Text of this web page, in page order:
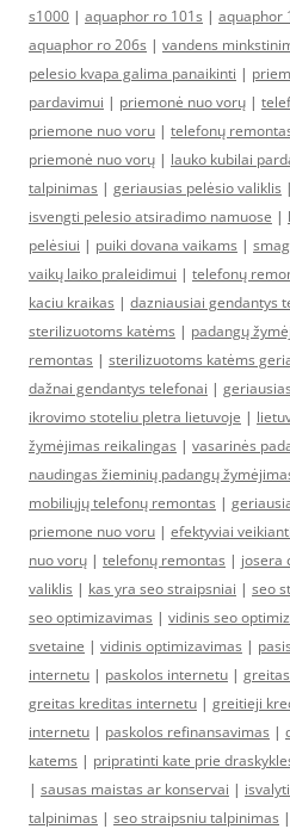
s1000 | aquaphor ro 101s | aquaphor
aquaphor ro 206s | vandens
pelesio kvapa galima panaikinti |
pardavimui | priemonė nuo vorų |
priemone nuo voru | telefonų
priemonė nuo vorų | lauko kubilai
talpinimas | geriausias pelėsio valiklis |
isvengti pelesio atsiradimo namuose |
pelėsiui | puiki dovana vaikams |
vaikų laiko praleidimui | telefonų
kaciu kraikas | dazniausiai gendantys
sterilizuotoms katėms | padangų
remontas | sterilizuotoms katėms
dažnai gendantys telefonai |
ikrovimo stoteliu pletra lietuvoje |
žymėjimas reikalingas | vasarinės
naudingas žieminių padangų
mobiliųjų telefonų remontas |
priemone nuo voru | efektyviai
nuo vorų | telefonų remontas | josera
valiklis | kas yra seo straipsniai | seo
seo optimizavimas | vidinis seo
svetaine | vidinis optimizavimas |
internetu | paskolos internetu |
greitas kreditas internetu | greitieji
internetu | paskolos refinansavimas |
katems | pripratinti kate prie
| sausas maistas ar konservai |
talpinimas | seo straipsniu talpinimas |